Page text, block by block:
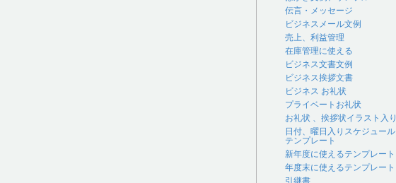
伝言・メッセージ
ビジネスメール文例
売上、利益管理
在庫管理に使える
ビジネス文書文例
ビジネス挨拶文書
ビジネス お礼状
プライベートお礼状
お礼状 、挨拶状イラスト入り
日付、曜日入りスケジュール
テンプレート
新年度に使えるテンプレート
年度末に使えるテンプレート
引継書